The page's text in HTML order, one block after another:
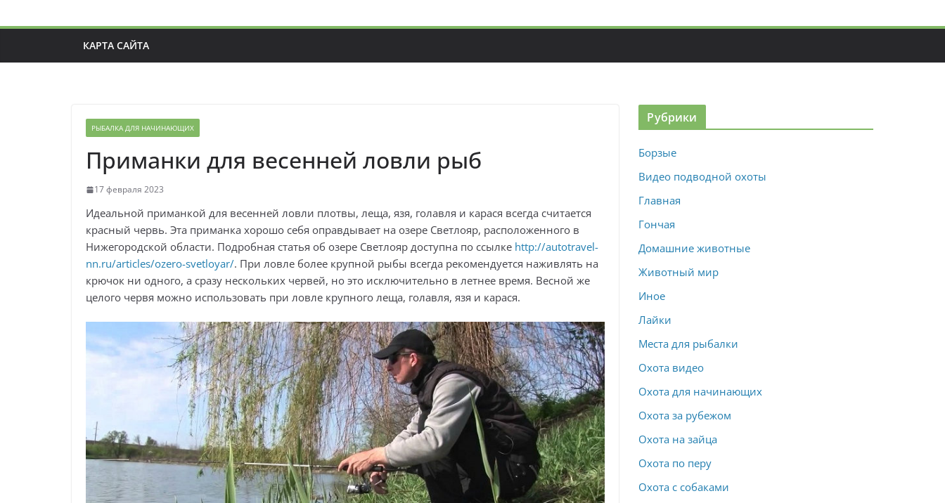
КАРТА САЙТА
РЫБАЛКА ДЛЯ НАЧИНАЮЩИХ
Приманки для весенней ловли рыб
17 февраля 2023
Идеальной приманкой для весенней ловли плотвы, леща, язя, голавля и карася всегда считается
красный червь. Эта приманка хорошо себя оправдывает на озере Светлояр, расположенного в
Нижегородской области. Подробная статья об озере Светлояр доступна по ссылке http://autotravel-
nn.ru/articles/ozero-svetloyar/. При ловле более крупной рыбы всегда рекомендуется наживлять на
крючок ни одного, а сразу нескольких червей, но это исключительно в летнее время. Весной же
целого червя можно использовать при ловле крупного леща, голавля, язя и карася.
Рубрики
Борзые
Видео подводной охоты
Главная
Гончая
Домашние животные
Животный мир
Иное
Лайки
Места для рыбалки
Охота видео
Охота для начинающих
Охота за рубежом
Охота на зайца
Охота по перу
Охота с собаками